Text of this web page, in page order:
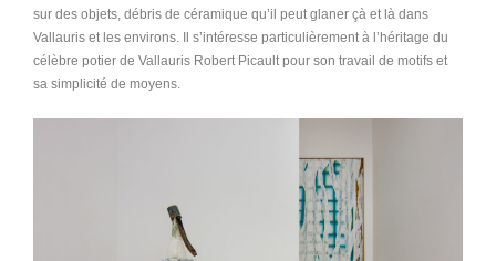
sur des objets, débris de céramique qu’il peut glaner çà et là dans
Vallauris et les environs. Il s’intéresse particulièrement à l’héritage du
célèbre potier de Vallauris Robert Picault pour son travail de motifs et
sa simplicité de moyens.